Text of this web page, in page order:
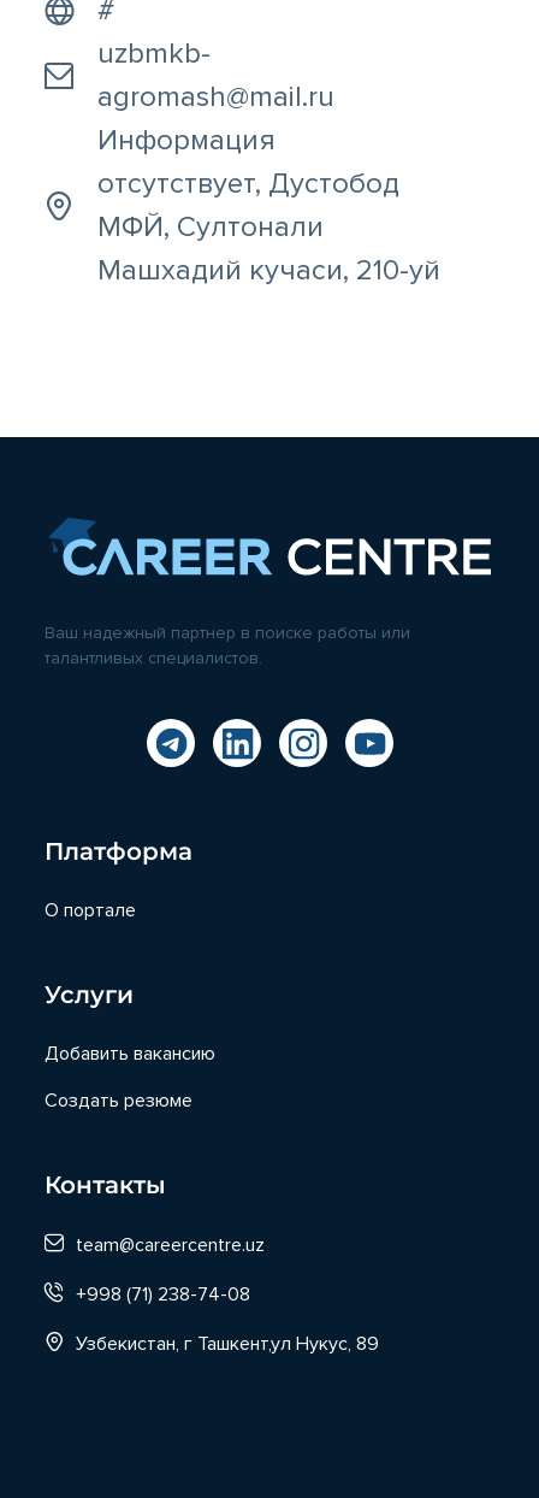
#
uzbmkb-
agromash@mail.ru
Информация
отсутствует, Дустобод
МФЙ, Султонали
Машхадий кучаси, 210-уй
Ваш надежный партнер в поиске работы или
талантливых специалистов.
Платформа
О портале
Услуги
Добавить вакансию
Создать резюме
Контакты
team@careercentre.uz
+998 (71) 238-74-08
Узбекистан, г Ташкент,ул Нукус, 89